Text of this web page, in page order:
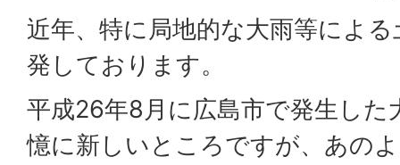
近年、特に局地的な大雨等によ
発しております。
平成26年8月に広島市で発生した
憶に新しいところですが、あの